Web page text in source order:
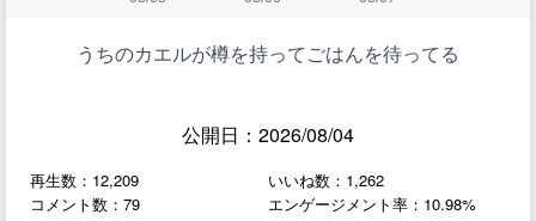
うちのカエルが樽を持ってごはんを待ってる
公開日：2026/08/04
再生数：12,209
いいね数：1,262
コメント数：79
エンゲージメント率：10.98%